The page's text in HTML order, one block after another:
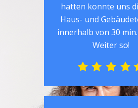
hatten konnte uns
Haus- und
innerhalb von 30
Weiter so!